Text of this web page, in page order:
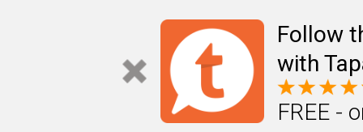
Follow
with
FREE -